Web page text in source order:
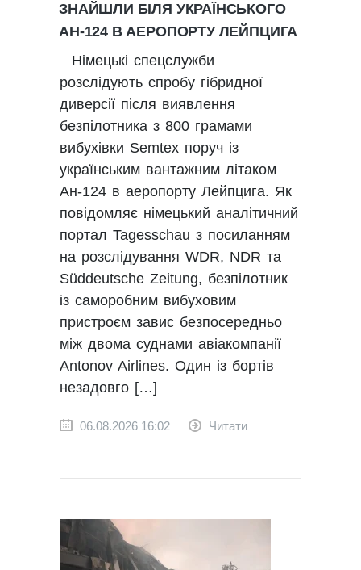
ЗНАЙШЛИ БІЛЯ УКРАЇНСЬКОГО
АН-124 В АЕРОПОРТУ ЛЕЙПЦИГА
Німецькі спецслужби
розслідують спробу гібридної
диверсії після виявлення
безпілотника з 800 грамами
вибухівки Semtex поруч із
українським вантажним літаком
Ан-124 в аеропорту Лейпцига. Як
повідомляє німецький аналітичний
портал Tagesschau з посиланням
на розслідування WDR, NDR та
Süddeutsche Zeitung, безпілотник
із саморобним вибуховим
пристроєм завис безпосередньо
між двома суднами авіакомпанії
Antonov Airlines. Один із бортів
незадовго […]
06.08.2026 16:02 Читати